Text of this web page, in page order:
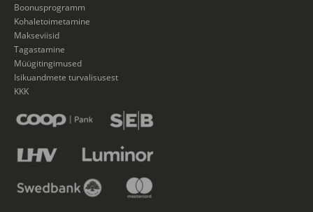
Boonusprogramm
Kohaletoimetamine
Makseviisid
Tagastamine
Müügitingimused
Isikuandmete turvalisusest
KKK